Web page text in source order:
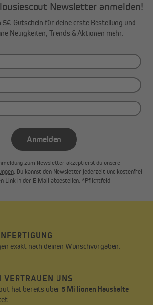
Newsletter anmelden!
5€-Gutschein für deine erste Bestellung und
Neuigkeiten, Trends & Aktionen mehr.
Anmelden
zum Newsletter akzeptierst du unsere
. Du kannst den Newsletter jederzeit und kostenfrei
Link in der E-Mail abbestellen. *Pflichtfeld
exakt nach deinen Wunschvorgaben.
VERTRAUEN UNS
hat bereits über 5 Millionen Haushalte